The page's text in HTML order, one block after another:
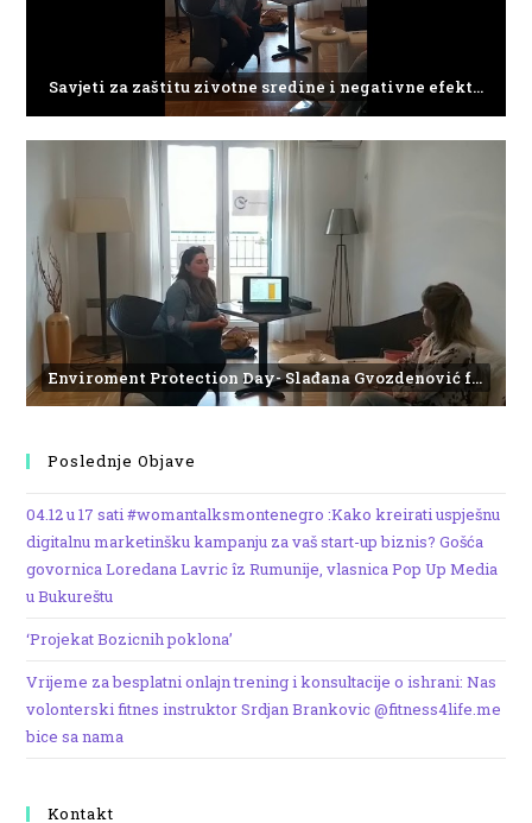
Savjeti za zaštitu zivotne sredine i negativne efekte plasticnog otpada
Enviroment Protection Day- Slađana Gvozdenović from the Institute of Marine Biology
Poslednje Objave
04.12 u 17 sati #womantalksmontenegro :Kako kreirati uspješnu
digitalnu marketinšku kampanju za vaš start-up biznis? Gošća
govornica Loredana Lavric îz Rumunije, vlasnica Pop Up Media
u Bukureštu
‘Projekat Bozicnih poklona’
Vrijeme za besplatni onlajn trening i konsultacije o ishrani: Nas
volonterski fitnes instruktor Srdjan Brankovic @fitness4life.me
bice sa nama
Kontakt